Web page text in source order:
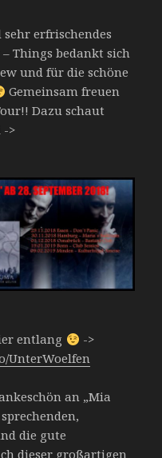
erfrischendes
Things bedankt sich
und für die schöne
Gemeinsam freuen
Dazu schaut
->
entlang
->
UnterWoelfen
an „Mia
die gute
dieser großartigen